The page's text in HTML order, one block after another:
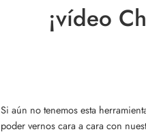
¡vídeo
Si aún no tenemos esta
poder vernos cara a cara con